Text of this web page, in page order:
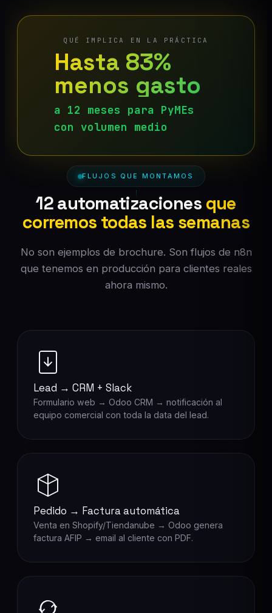
QUÉ IMPLICA EN LA PRÁCTICA
Hasta 83%
menos gasto
a 12 meses para PyMEs
con volumen medio
FLUJOS QUE MONTAMOS
12 automatizaciones que
corremos todas las semanas
No son ejemplos de brochure. Son flujos de n8n
que tenemos en producción para clientes reales
ahora mismo.
Lead → CRM + Slack
Formulario web → Odoo CRM → notificación al
equipo comercial con toda la data del lead.
Pedido → Factura automática
Venta en Shopify/Tiendanube → Odoo genera
factura AFIP → email al cliente con PDF.